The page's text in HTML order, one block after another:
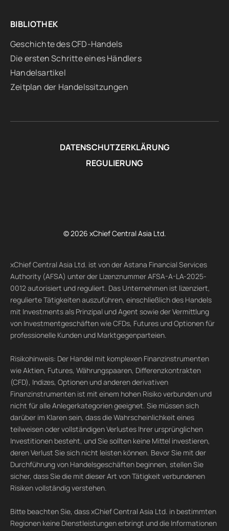
BIBLIOTHEK
Geschichte des CFD-Handels
Die ersten Schritte eines Händlers
Handelsartikel
Zeitplan der Handelssitzungen
DATENSCHUTZERKLÄRUNG
REGULIERUNG
© 2026 xChief Central Asia Ltd.
xChief Central Asia Ltd. ist von der Astana Financial Services
Authority (AFSA) unter der Lizenznummer AFSA-A-LA-2025-
0012 autorisiert und reguliert. Das Unternehmen ist lizenziert,
regulierte Tätigkeiten auszuführen, einschließlich des Handels
mit Investments als Prinzipal und Agent sowie der Vermittlung
von Investmentgeschäften wie CFDs, Futures und Optionen für
professionelle Kunden und Marktgegenparteien.
Risikohinweis: Der Handel mit komplexen Finanzinstrumenten
wie Aktien, Futures, Währungspaaren, Differenzkontrakten
(CFD), Indizes, Optionen und anderen derivativen
Finanzinstrumenten ist mit einem hohen Risiko verbunden und
nicht für alle Anlegerkategorien geeignet. Sie müssen sich
darüber im Klaren sein, dass die Wahrscheinlichkeit eines
teilweisen oder vollständigen Verlustes Ihrer ursprünglichen
Investitionen besteht, und Sie sollten keine Mittel investieren,
deren Verlust Sie sich nicht leisten können. Bevor Sie mit der
Durchführung von Handelsgeschäften beginnen, stellen Sie
sicher, dass Sie die mit dieser Art von Tätigkeit verbundenen
Risiken vollständig verstehen.
Bitte beachten Sie, dass xChief Central Asia Ltd. in bestimmten
Regionen keine Dienstleistungen erbringt und die Informationen